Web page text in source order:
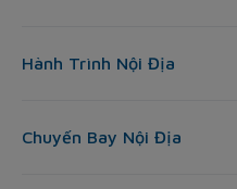
Hành Trình Nội Địa
Chuyến Bay Nội Địa